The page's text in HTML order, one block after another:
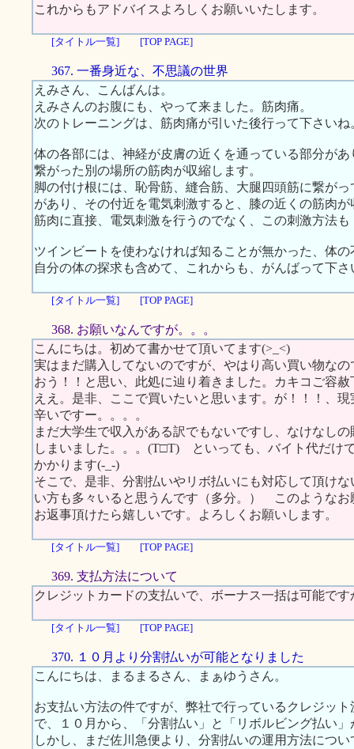
これからもアドバイスよろしくお願いいたします。
[タイトル一覧] [TOP PAGE]
367. 一番身近な、不思議の世界
えみさん、こんばんは。
えみさんのお腹にも、やって来ました。筋肉痛。
次のトレーニングは、筋肉痛が引いた後行って下さいね
体の各部には、神経が皮膚の近くを通っている部分が
繋がった別の場所の筋肉が収縮します。
脚の付け根には、恥骨筋、縫合筋、大腿四頭筋に繋が
があり、その付近を電気刺激すると、膝の近くの筋肉
筋肉に直接、電気刺激を行うのでなく、この刺激方法
ツインビートを使わなければ知ることが無かった、体
自分の体の探求も含めて、これからも、がんばって下さ
[タイトル一覧] [TOP PAGE]
368. お願いなんですが。。。
こんにちは。初めて書かせて頂いてます(>_<)
実はまだ購入してないのですが、やはり高い買い物な
おう！！と思い、此処に辿り着きました。カキコご容赦
ええ。是非、ここで買いたいと思います。が！！！、
辛いですー。。。。
まだ大学生で収入がある訳でもないですし、なけなし
しまいました。。。(T□T) といっても、バイト代だけ
かかります(-_-)
そこで、是非、分割払いやリボ払いにも対応して頂け
い方も多々いると思うんです（多分。） このような
お返事頂けたら嬉しいです。よろしくお願いします。
[タイトル一覧] [TOP PAGE]
369. 支払方法について
クレジットカードの支払いで、ボーナス一括は可能です
[タイトル一覧] [TOP PAGE]
370. １０月より分割払いが可能となりました
こんにちは、まるまるさん、まぁゆうさん。
お支払い方法の件ですが、弊社で行っているクレジッ
で、１０月から、「分割払い」と「リボルビング払い
しかし、まだ佐川急便より、分割払いの運用方法につ